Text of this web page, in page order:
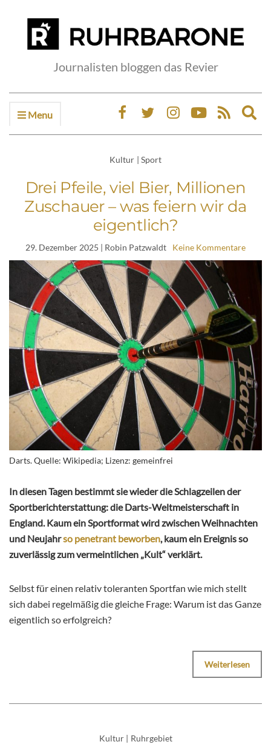
Journalisten bloggen das Revier
Menu
Kultur | Sport
Drei Pfeile, viel Bier, Millionen
Zuschauer – was feiern wir da
eigentlich?
29. Dezember 2025 | Robin Patzwaldt Keine Kommentare
Darts. Quelle: Wikipedia; Lizenz: gemeinfrei
In diesen Tagen bestimmt sie wieder die Schlagzeilen der
Sportberichterstattung: die Darts-Weltmeisterschaft in
England. Kaum ein Sportformat wird zwischen Weihnachten
und Neujahrso penetrant beworben, kaum ein Ereignis so
zuverlässig zum vermeintlichen „Kult“ verklärt.
Selbst für einen relativ toleranten Sportfan wie mich stellt
sich dabei regelmäßig die gleiche Frage: Warum ist das Ganze
eigentlich so erfolgreich?
Weiterlesen
Kultur | Ruhrgebiet